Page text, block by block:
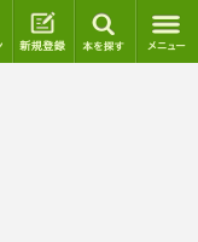
ログイン 新規登録